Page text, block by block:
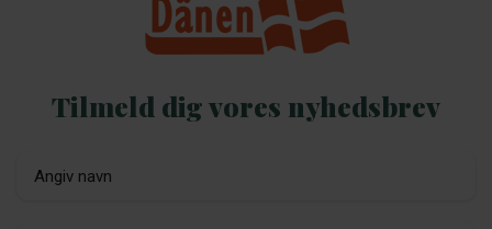
Tilmeld dig vores nyhedsbrev